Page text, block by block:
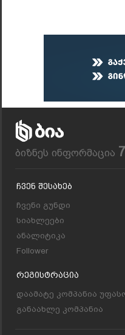
ბიზნეს ინფორმაცია
Ჩვენ Შესახებ
ჩვენი გუნდი
სიახლეები
ანალიტიკა
Follower
Რეგისტრაცია
დაამატე კომპანია
განაახლე კომპანია